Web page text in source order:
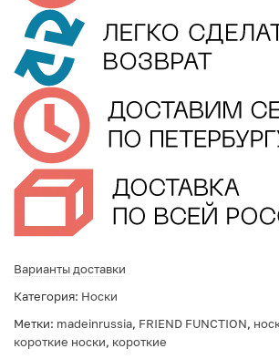
Варианты доставки
Категория: Носки
Метки: madeinrussia, FRIEND FUNCTION,
короткие носки, короткие